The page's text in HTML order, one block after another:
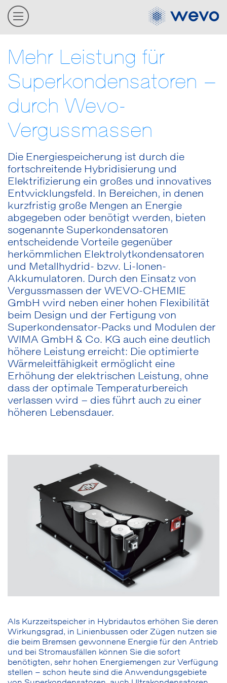
Mehr Leistung für
Superkondensatoren –
durch Wevo-
Vergussmassen
Die Energiespeicherung ist durch die
fortschreitende Hybridisierung und
Elektrifizierung ein großes und innovatives
Entwicklungsfeld. In Bereichen, in denen
kurzfristig große Mengen an Energie
abgegeben oder benötigt werden, bieten
sogenannte Superkondensatoren
entscheidende Vorteile gegenüber
herkömmlichen Elektrolytkondensatoren
und Metallhydrid- bzw. Li-Ionen-
Akkumulatoren. Durch den Einsatz von
Vergussmassen der WEVO-CHEMIE
GmbH wird neben einer hohen Flexibilität
beim Design und der Fertigung von
Superkondensator-Packs und Modulen der
WIMA GmbH & Co. KG auch eine deutlich
höhere Leistung erreicht: Die optimierte
Wärmeleitfähigkeit ermöglicht eine
Erhöhung der elektrischen Leistung, ohne
dass der optimale Temperaturbereich
verlassen wird – dies führt auch zu einer
höheren Lebensdauer.
Als Kurzzeitspeicher in Hybridautos erhöhen Sie deren
Wirkungsgrad, in Linienbussen oder Zügen nutzen sie
die beim Bremsen gewonnene Energie für den Antrieb
und bei Stromausfällen können Sie die sofort
benötigten, sehr hohen Energiemengen zur Verfügung
stellen – schon heute sind die Anwendungsgebiete